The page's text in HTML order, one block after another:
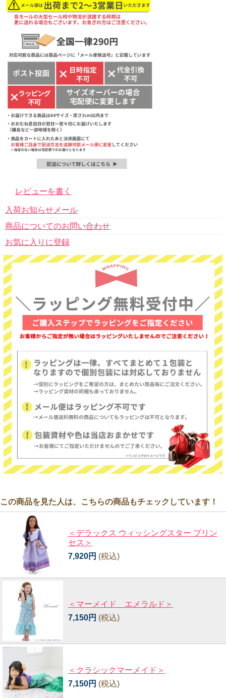
レビューを書く
入荷お知らせメール
商品についてのお問い合わせ
お気に入りに登録
この商品を見た人は、こちらの商品もチェックしています！
＜デラックス ウィッシングスター プリン
セス＞
7,920円 (税込)
＜マーメイド エメラルド＞
7,150円 (税込)
＜クラシックマーメイド＞
7,150円 (税込)